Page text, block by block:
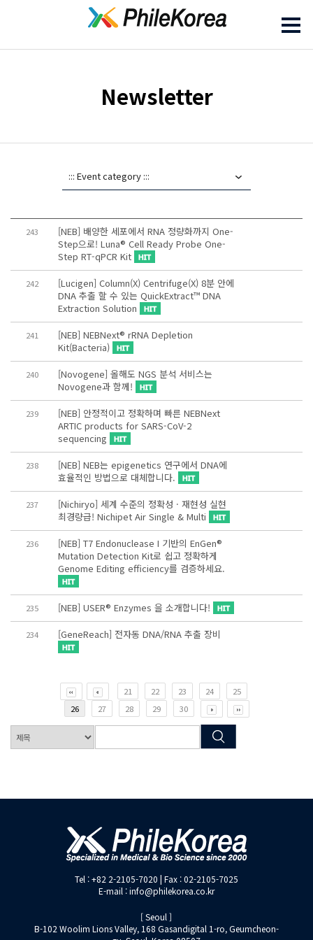
Newsletter
243
[NEB] 배양한 세포에서 RNA 정량화까지 One-
Step으로! Luna® Cell Ready Probe One-
Step RT-qPCR Kit
242
[Lucigen] Column(X) Centrifuge(X) 8분 안에
DNA 추출 할 수 있는 QuickExtract™ DNA
Extraction Solution
241
[NEB] NEBNext® rRNA Depletion
Kit(Bacteria)
240
[Novogene] 올해도 NGS 분석 서비스는
Novogene과 함께!
239
[NEB] 안정적이고 정확하며 빠른 NEBNext
ARTIC products for SARS-CoV-2
sequencing
238
[NEB] NEB는 epigenetics 연구에서 DNA에
효율적인 방법으로 대체합니다.
237
[Nichiryo] 세계 수준의 정확성 · 재현성 실현
최경량급! Nichipet Air Single & Multi
236
[NEB] T7 Endonuclease I 기반의 EnGen®
Mutation Detection Kit로 쉽고 정확하게
Genome Editing efficiency를 검증하세요.
235 [NEB] USER® Enzymes 을 소개합니다!
234 [GeneReach] 전자동 DNA/RNA 추출 장비
21 22 23 24
25
26
27 28 29 30
Tel : +82 2-2105-7020 | Fax : 02-2105-7025
E-mail : info@philekorea.co.kr
[ Seoul ]
B-102 Woolim Lions Valley, 168 Gasandigital 1-ro, Geumcheon-